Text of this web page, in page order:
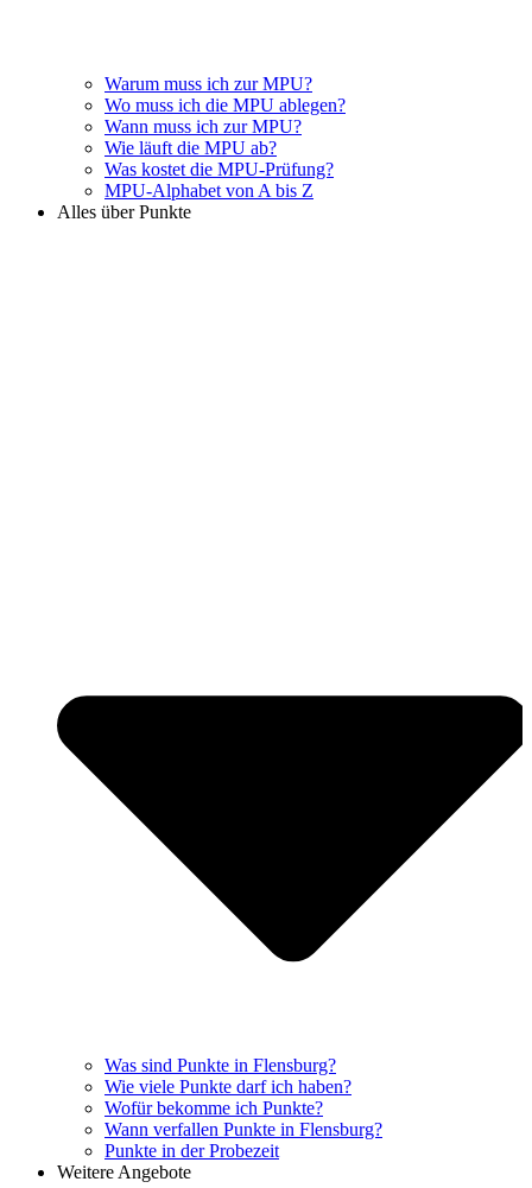
Warum muss ich zur MPU?
Wo muss ich die MPU ablegen?
Wann muss ich zur MPU?
Wie läuft die MPU ab?
Was kostet die MPU-Prüfung?
MPU-Alphabet von A bis Z
Alles über Punkte
Was sind Punkte in Flensburg?
Wie viele Punkte darf ich haben?
Wofür bekomme ich Punkte?
Wann verfallen Punkte in Flensburg?
Punkte in der Probezeit
Weitere Angebote